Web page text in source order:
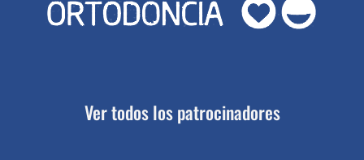
Ver todos los patrocinadores